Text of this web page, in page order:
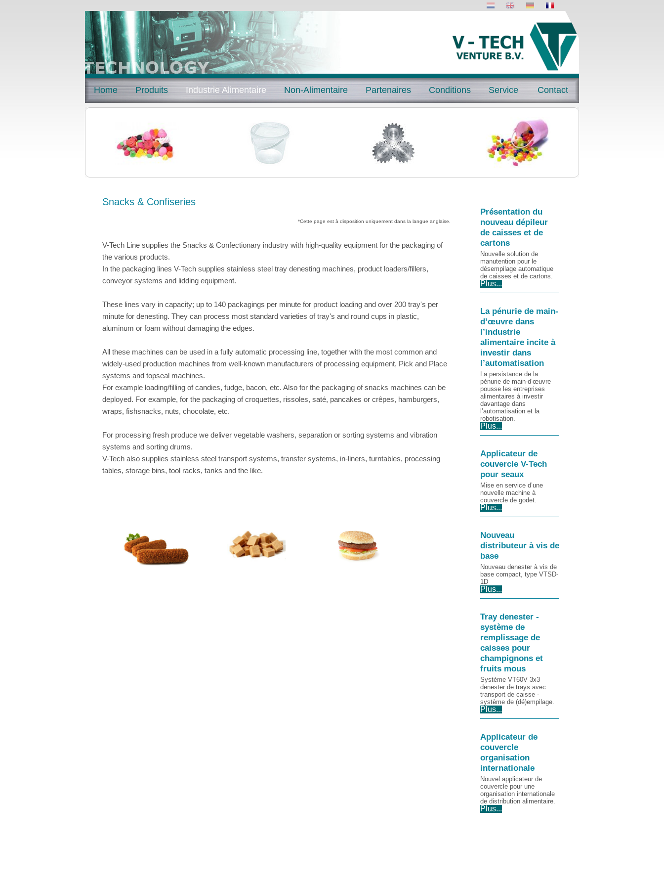
Home Produits Industrie Alimentaire Non-Alimentaire Partenaires Conditions Service Contact
Snacks & Confiseries
*Cette page est à disposition uniquement dans la langue anglaise.
V-Tech Line supplies the Snacks & Confectionary industry with high-quality equipment for the packaging of
the various products.
In the packaging lines V-Tech supplies stainless steel tray denesting machines, product loaders/fillers,
conveyor systems and lidding equipment.
These lines vary in capacity; up to 140 packagings per minute for product loading and over 200 tray's per
minute for denesting. They can process most standard varieties of tray's and round cups in plastic,
aluminum or foam without damaging the edges.
All these machines can be used in a fully automatic processing line, together with the most common and
widely-used production machines from well-known manufacturers of processing equipment, Pick and Place
systems and topseal machines.
For example loading/filling of candies, fudge, bacon, etc. Also for the packaging of snacks machines can be
deployed. For example, for the packaging of croquettes, rissoles, saté, pancakes or crêpes, hamburgers,
wraps, fishsnacks, nuts, chocolate, etc.
For processing fresh produce we deliver vegetable washers, separation or sorting systems and vibration
systems and sorting drums.
V-Tech also supplies stainless steel transport systems, transfer systems, in-liners, turntables, processing
tables, storage bins, tool racks, tanks and the like.
Présentation du
nouveau dépileur
de caisses et de
cartons
Nouvelle solution de
manutention pour le
désempilage automatique
de caisses et de cartons.
Plus...
La pénurie de main-
d’œuvre dans
l’industrie
alimentaire incite à
investir dans
l’automatisation
La persistance de la
pénurie de main-d’œuvre
pousse les entreprises
alimentaires à investir
davantage dans
l’automatisation et la
robotisation.
Plus...
Applicateur de
couvercle V-Tech
pour seaux
Mise en service d’une
nouvelle machine à
couvercle de godet.
Plus...
Nouveau
distributeur à vis de
base
Nouveau denester à vis de
base compact, type VTSD-
1D
Plus...
Tray denester -
système de
remplissage de
caisses pour
champignons et
fruits mous
Système VT60V 3x3
denester de trays avec
transport de caisse -
système de (dé)empilage.
Plus...
Applicateur de
couvercle
organisation
internationale
Nouvel applicateur de
couvercle pour une
organisation internationale
de distribution alimentaire.
Plus...